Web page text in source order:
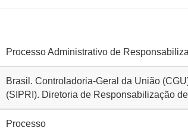
Processo Administrativo de
Brasil. Controladoria-Geral da União
(SIPRI). Diretoria de Responsabilização
Processo